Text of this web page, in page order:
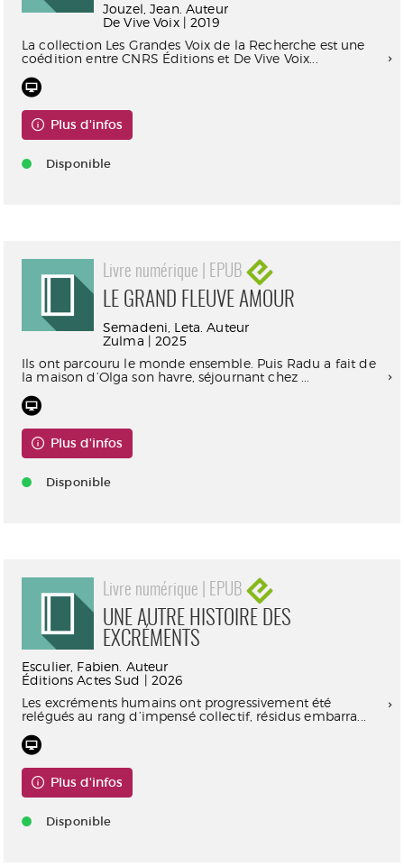
Jouzel, Jean. Auteur
De Vive Voix | 2019
La collection Les Grandes Voix de la Recherche est une
coédition entre CNRS Éditions et De Vive Voix...
Plus d'infos
Disponible
Livre numérique | EPUB
LE GRAND FLEUVE AMOUR
Semadeni, Leta. Auteur
Zulma | 2025
Ils ont parcouru le monde ensemble. Puis Radu a fait de
la maison d’Olga son havre, séjournant chez ...
Plus d'infos
Disponible
Livre numérique | EPUB
UNE AUTRE HISTOIRE DES
EXCRÉMENTS
Esculier, Fabien. Auteur
Éditions Actes Sud | 2026
Les excréments humains ont progressivement été
relégués au rang d’impensé collectif, résidus embarra...
Plus d'infos
Disponible